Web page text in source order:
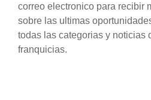
correo electronico para recibir
sobre las ultimas
todas las categorias y noticias
franquicias.